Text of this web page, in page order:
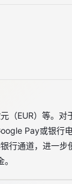
（EUR）等。对
Pay或银行
行通道，进一步